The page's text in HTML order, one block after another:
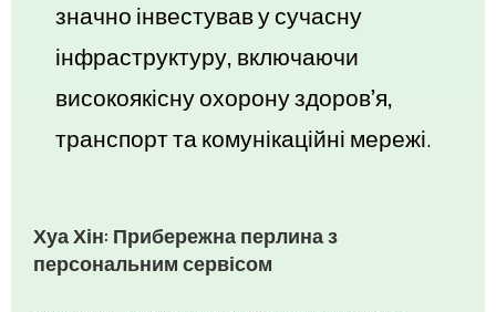
значно інвестував у сучасну
інфраструктуру, включаючи
високоякісну охорону здоров’я,
транспорт та комунікаційні мережі.
Хуа Хін: Прибережна перлина з
персональним сервісом